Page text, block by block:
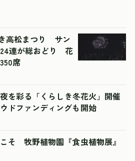
高松まつり サン
連が総おどり 花
席
を彩る「くらしき冬花火」開催
ドファンディングも開始
そ 牧野植物園『食虫植物展』